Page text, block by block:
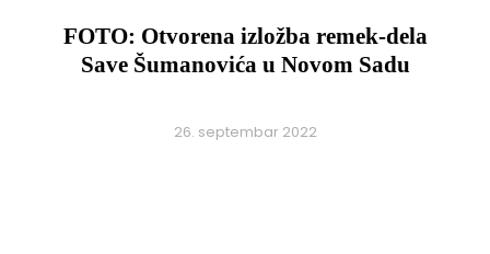
FOTO: Otvorena izložba remek-dela
Save Šumanovića u Novom Sadu
26. septembar 2022